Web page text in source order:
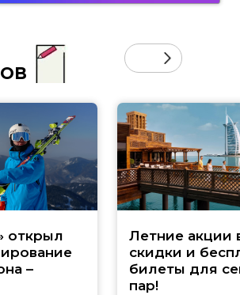
открыл
–
Летние акции
скидки и
билеты для
пар!